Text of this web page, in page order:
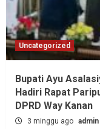
Uncategorized
Bupati Ayu
Hadiri Rapat
DPRD Way Kanan
3 minggu ago admin